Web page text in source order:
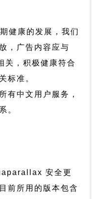
健康的发展，我们
，广告内容应与
，积极健康符合
标准。
有中文用户服务，
。
安全更
前所用的版本包含